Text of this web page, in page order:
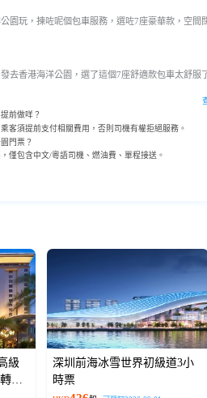
園玩，揀咗呢個包車服務，選咗7座豪華款，空間
去香港海洋公園，選了這個7座舒適款包車太舒服
前做咩？
客須提前支付相關費用，否則司機有權拒絕服務。
門票？
僅包含中文/粵語司機、燃油費、單程接送。
級
餐
深圳前海冰雪世界初級道3小
時票